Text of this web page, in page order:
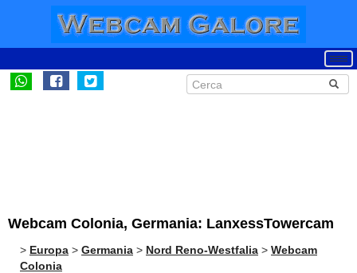
Webcam Colonia, Germania: LanxessTowercam
> Europa > Germania > Nord Reno-Westfalia > Webcam
Colonia